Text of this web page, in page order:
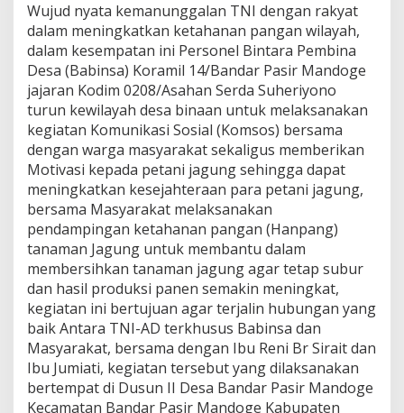
u
l
m
a
D
l
a
k
u
k
a
n
P
e
r
s
o
n
e
l
K
o
r
Wujud nyata kemanunggalan TNI dengan rakyat
dalam meningkatkan ketahanan pangan wilayah,
dalam kesempatan ini Personel Bintara Pembina
Desa (Babinsa) Koramil 14/Bandar Pasir Mandoge
jajaran Kodim 0208/Asahan Serda Suheriyono
turun kewilayah desa binaan untuk melaksanakan
kegiatan Komunikasi Sosial (Komsos) bersama
dengan warga masyarakat sekaligus memberikan
Motivasi kepada petani jagung sehingga dapat
meningkatkan kesejahteraan para petani jagung,
bersama Masyarakat melaksanakan
pendampingan ketahanan pangan (Hanpang)
tanaman Jagung untuk membantu dalam
membersihkan tanaman jagung agar tetap subur
dan hasil produksi panen semakin meningkat,
kegiatan ini bertujuan agar terjalin hubungan yang
baik Antara TNI-AD terkhusus Babinsa dan
Masyarakat, bersama dengan Ibu Reni Br Sirait dan
Ibu Jumiati, kegiatan tersebut yang dilaksanakan
bertempat di Dusun II Desa Bandar Pasir Mandoge
Kecamatan Bandar Pasir Mandoge Kabupaten